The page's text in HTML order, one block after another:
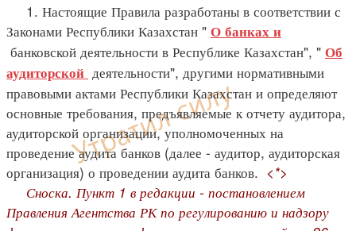
1. Настоящие Правила разработаны в соответствии с
Законами Республики Казахстан " О банках и
банковской деятельности в Республике Казахстан", " Об
аудиторской деятельности", другими нормативными
правовыми актами Республики Казахстан и определяют
основные требования, предъявляемые к отчету аудитора,
аудиторской организации, уполномоченных на
проведение аудита банков (далее - аудитор, аудиторская
организация) о проведении аудита банков. <*>
Сноска. Пункт 1 в редакции - постановлением
Правления Агентства РК по регулированию и надзору